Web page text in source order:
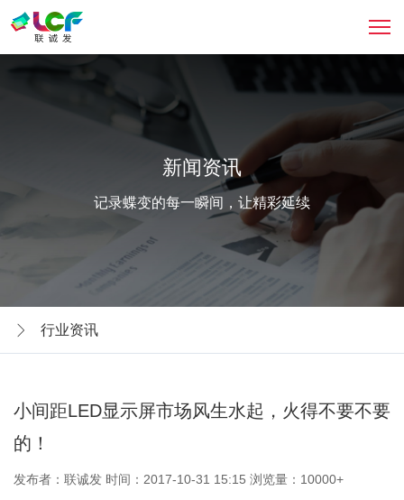
新闻资讯
记录蝶变的每一瞬间，让精彩延续
行业资讯
小间距LED显示屏市场风生水起，火得不要不要
的！
发布者：联诚发 时间：2017-10-31 15:15 浏览量：10000+